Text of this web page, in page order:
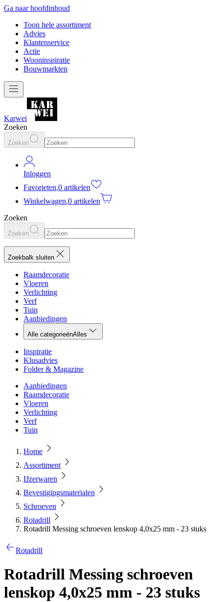
Ga naar hoofdinhoud
Toon hele assortiment
Advies
Klantenservice
Actie
Wooninspiratie
Bouwmarkten
Karwei
Zoeken
Zoeken
Inloggen
Favorieten,0 artikelen
Winkelwagen,0 artikelen
Zoeken
Zoeken
Zoekbalk sluiten
Raamdecoratie
Vloeren
Verlichting
Verf
Tuin
Aanbiedingen
Alle categorieënAlles
Inspiratie
Klusadvies
Folder & Magazine
Aanbiedingen
Raamdecoratie
Vloeren
Verlichting
Verf
Tuin
Home
Assortiment
IJzerwaren
Bevestigingsmaterialen
Schroeven
Rotadrill
Rotadrill Messing schroeven lenskop 4,0x25 mm - 23 stuks
Rotadrill
Rotadrill Messing schroeven
lenskop 4,0x25 mm - 23 stuks